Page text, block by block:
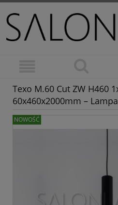
Texo M.60 Cut ZW H460
60x460x2000mm –
NOWOŚĆ